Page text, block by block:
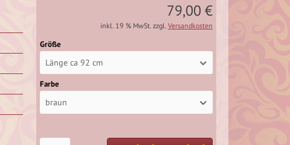
79,00 €
inkl. 19 % MwSt. zzgl. Versandkosten
Größe
Länge ca 92 cm
Farbe
braun